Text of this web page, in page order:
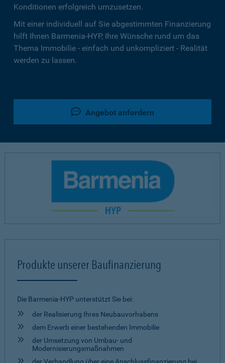
Konditionen erfolgreich umzusetzen.
Mit einer individuell auf Sie abgestimmten Finanzierung
hilft Ihnen Barmenia-HYP, Ihre Wünsche rund um das
Thema Immobilie - einfach und unkompliziert - Realität
werden zu lassen.
Angebot anfordern
Produkte unserer Baufinanzierung
Die Barmenia-HYP unterstützt Sie bei:
der Realisierung Ihres Neubauvorhabens
dem Erwerb einer bestehenden Immobilie
der Umsetzung von Umbau- und
Modernisierungsmaßnahmen